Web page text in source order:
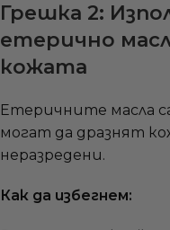
Грешка 2:
етерично
кожата
Етеричните масла
могат да дразнят
неразредени.
Как да избегнем: